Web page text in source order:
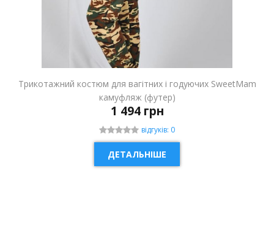
Трикотажний костюм для вагітних і годуючих SweetMam
камуфляж (футер)
1 494 грн
відгуків: 0
ДЕТАЛЬНІШЕ